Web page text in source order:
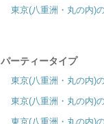
東京(八重洲・丸の内)
パーティータイプ
東京(八重洲・丸の内)
東京(八重洲・丸の内)
東京(八重洲・丸の内)